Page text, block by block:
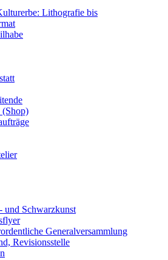
Lithografie bis
(Shop)
und Schwarzkunst
Generalversammlung
Revisionsstelle